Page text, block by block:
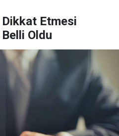
Etmesi
Oldu